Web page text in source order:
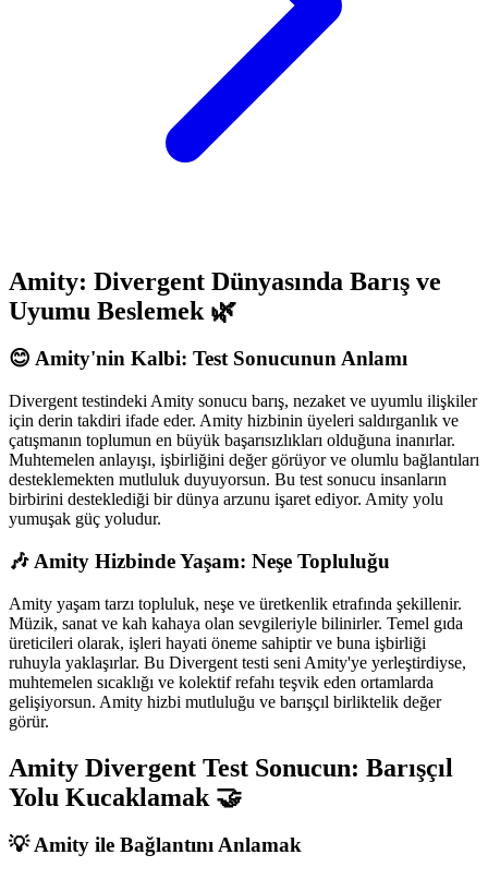
Amity: Divergent Dünyasında Barış ve
Uyumu Beslemek 🌿
😊 Amity'nin Kalbi: Test Sonucunun Anlamı
Divergent testindeki Amity sonucu barış, nezaket ve uyumlu ilişkiler
için derin takdiri ifade eder. Amity hizbinin üyeleri saldırganlık ve
çatışmanın toplumun en büyük başarısızlıkları olduğuna inanırlar.
Muhtemelen anlayışı, işbirliğini değer görüyor ve olumlu bağlantıları
desteklemekten mutluluk duyuyorsun. Bu test sonucu insanların
birbirini desteklediği bir dünya arzunu işaret ediyor. Amity yolu
yumuşak güç yoludur.
🎶 Amity Hizbinde Yaşam: Neşe Topluluğu
Amity yaşam tarzı topluluk, neşe ve üretkenlik etrafında şekillenir.
Müzik, sanat ve kah kahaya olan sevgileriyle bilinirler. Temel gıda
üreticileri olarak, işleri hayati öneme sahiptir ve buna işbirliği
ruhuyla yaklaşırlar. Bu Divergent testi seni Amity'ye yerleştirdiyse,
muhtemelen sıcaklığı ve kolektif refahı teşvik eden ortamlarda
gelişiyorsun. Amity hizbi mutluluğu ve barışçıl birliktelik değer
görür.
Amity Divergent Test Sonucun: Barışçıl
Yolu Kucaklamak 🤝
💡 Amity ile Bağlantını Anlamak